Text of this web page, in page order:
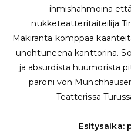
ihmishahmoina
nukketeatteritaiteilija
Mäkiranta komppaa
unohtuneena kanttorina.
ja absurdista huumorista
paroni von
Teatterissa
Esitysaika: